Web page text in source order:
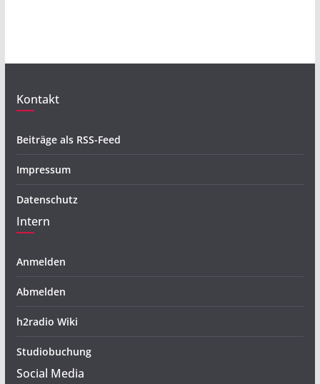
Kontakt
Beiträge als RSS-Feed
Impressum
Datenschutz
Intern
Anmelden
Abmelden
h2radio Wiki
Studiobuchung
Social Media